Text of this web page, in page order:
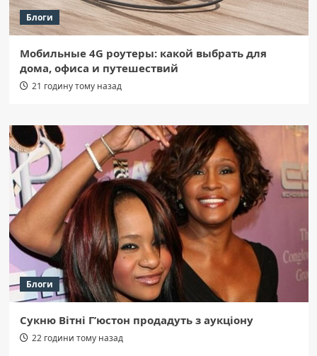
Блоги
Мобильные 4G роутеры: какой выбрать для
дома, офиса и путешествий
21 годину тому назад
Блоги
Сукню Вітні Г’юстон продадуть з аукціону
22 години тому назад